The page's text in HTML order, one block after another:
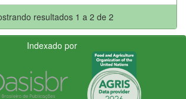
resultados 1 a 2 de 2
Indexado por